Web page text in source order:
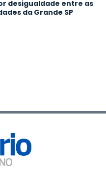
desigualdade entre as
da Grande SP